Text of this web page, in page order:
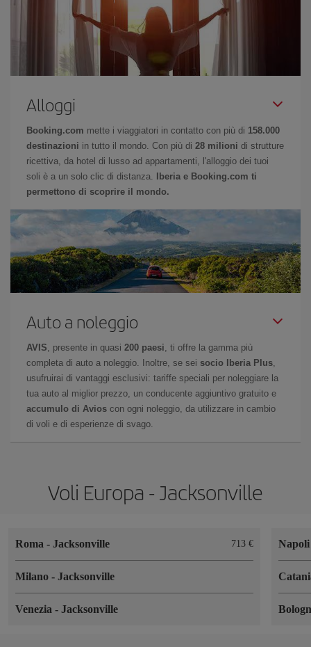
Alloggi
Booking.com mette i viaggiatori in contatto con più di 158.000
destinazioni in tutto il mondo. Con più di 28 milioni di strutture
ricettiva, da hotel di lusso ad appartamenti, l'alloggio dei tuoi
soli è a un solo clic di distanza.
Iberia e Booking.com ti
permettono di scoprire il mondo.
Auto a noleggio
AVIS , presente in quasi 200 paesi , ti offre la gamma più
completa di auto a noleggio. Inoltre, se sei socio Iberia Plus
usufruirai di vantaggi esclusivi: tariffe speciali per noleggiare la
tua auto al miglior prezzo, un conducente aggiuntivo gratuito e
accumulo di Avios con ogni noleggio, da utilizzare in cambio
di voli e di esperienze di svago.
Voli Europa - Jacksonville
Roma - Jacksonville 713 €
Milano - Jacksonville
Venezia - Jacksonville